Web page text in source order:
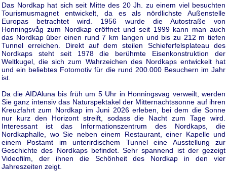
Das Nordkap hat sich seit Mitte des 20 Jh. zu einem viel besuchten
Tourismusmagnet entwickelt, da es als nördlichste Außenstelle
Europas betrachtet wird. 1956 wurde die Autostraße von
Honningsvåg zum Nordkap eröffnet und seit 1999 kann man auch
das Nordkap über einen rund 7 km langen und bis zu 212 m tiefen
Tunnel erreichen. Direkt auf dem steilen Schieferfelsplateau des
Nordkaps steht seit 1978 die berühmte Eisenkonstruktion der
Weltkugel, die sich zum Wahrzeichen des Nordkaps entwickelt hat
und ein beliebtes Fotomotiv für die rund 200.000 Besuchern im Jahr
ist.
Da die AIDAluna bis früh um 5 Uhr in Honningsvag verweilt, werden
Sie ganz intensiv das Naturspektakel der Mitternachtssonne auf ihren
Kreuzfahrt zum Nordkap im Juni 2026 erleben, bei dem die Sonne
nur kurz den Horizont streift, sodass die Nacht zum Tage wird.
Interessant ist das Informationszentrum des Nordkaps, die
Nordkaphalle, wo Sie neben einem Restaurant, einer Kapelle und
einem Postamt im unterirdischem Tunnel eine Ausstellung zur
Geschichte des Nordkaps befindet. Sehr spannend ist der gezeigt
Videofilm, der ihnen die Schönheit des Nordkap in den vier
Jahreszeiten zeigt.